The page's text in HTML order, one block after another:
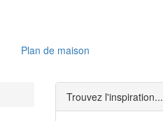
Plan de maison
Trouvez l'inspiration...